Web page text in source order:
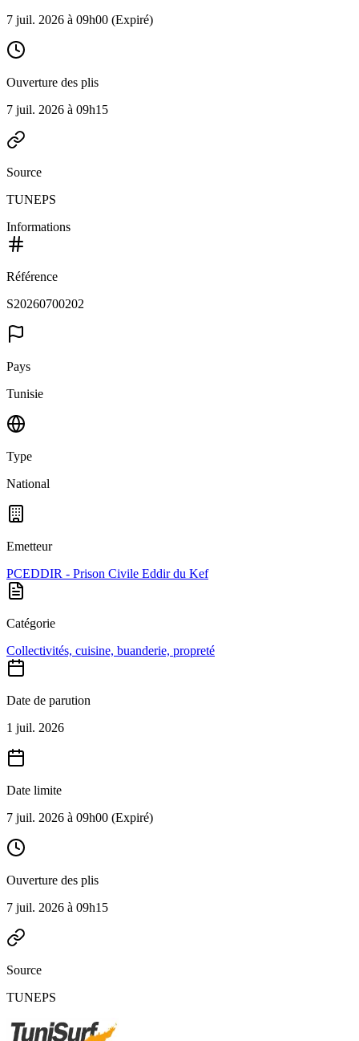
7 juil. 2026 à 09h00 (Expiré)
Ouverture des plis
7 juil. 2026 à 09h15
Source
TUNEPS
Informations
Référence
S20260700202
Pays
Tunisie
Type
National
Emetteur
PCEDDIR - Prison Civile Eddir du Kef
Catégorie
Collectivités, cuisine, buanderie, propreté
Date de parution
1 juil. 2026
Date limite
7 juil. 2026 à 09h00 (Expiré)
Ouverture des plis
7 juil. 2026 à 09h15
Source
TUNEPS